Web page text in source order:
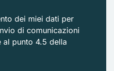
dei miei dati per
di comunicazioni
punto 4.5 della